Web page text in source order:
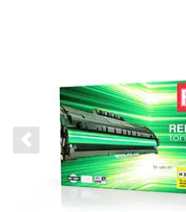
Previous slide